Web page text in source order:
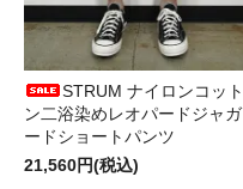
STRUM ナイロンコット
ン二浴染めレオパードジャガ
ードショートパンツ
21,560円(税込)